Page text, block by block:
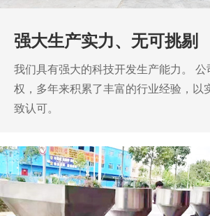
强大生产实力、无可挑剔
我们具有强大的科技开发生产能力。
公
权，多年来积累了丰富的行业经验，以
致认可。